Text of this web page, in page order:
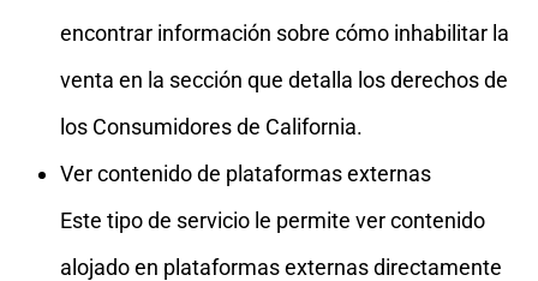
encontrar información sobre cómo inhabilitar la
venta en la sección que detalla los derechos de
los Consumidores de California.
Ver contenido de plataformas externas
Este tipo de servicio le permite ver contenido
alojado en plataformas externas directamente